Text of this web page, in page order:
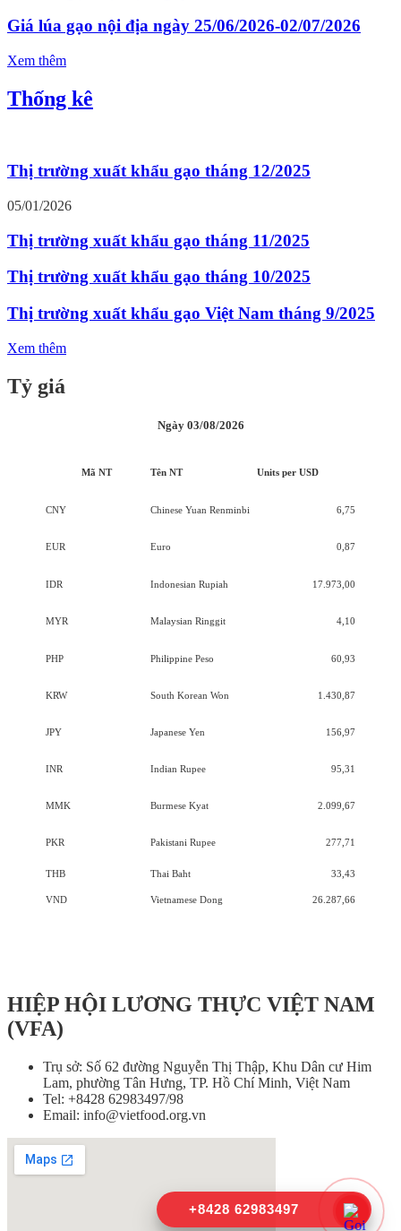
Giá lúa gạo nội địa ngày 25/06/2026-02/07/2026
Xem thêm
Thống kê
Thị trường xuất khẩu gạo tháng 12/2025
05/01/2026
Thị trường xuất khẩu gạo tháng 11/2025
Thị trường xuất khẩu gạo tháng 10/2025
Thị trường xuất khẩu gạo Việt Nam tháng 9/2025
Xem thêm
Tỷ giá
Ngày 03/08/2026
Mã NT Tên NT Units per USD
CNY Chinese Yuan Renminbi 6,75
EUR Euro 0,87
IDR Indonesian Rupiah 17.973,00
MYR Malaysian Ringgit 4,10
PHP Philippine Peso 60,93
KRW South Korean Won 1.430,87
JPY Japanese Yen 156,97
INR Indian Rupee 95,31
MMK Burmese Kyat 2.099,67
PKR Pakistani Rupee 277,71
THB Thai Baht 33,43
VND Vietnamese Dong 26.287,66
HIỆP HỘI LƯƠNG THỰC VIỆT NAM
(VFA)
Trụ sở: Số 62 đường Nguyễn Thị Thập, Khu Dân cư Him
Lam, phường Tân Hưng, TP. Hồ Chí Minh, Việt Nam
Tel: +8428 62983497/98
Email: info@vietfood.org.vn
+8428 62983497